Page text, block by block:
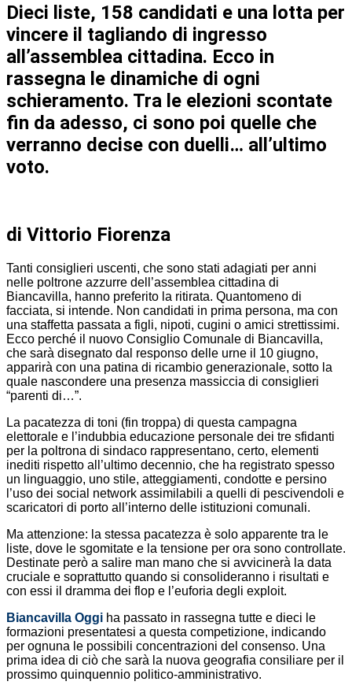
Dieci liste, 158 candidati e una lotta per
vincere il tagliando di ingresso
all’assemblea cittadina. Ecco in
rassegna le dinamiche di ogni
schieramento. Tra le elezioni scontate
fin da adesso, ci sono poi quelle che
verranno decise con duelli… all’ultimo
voto.
di Vittorio Fiorenza
Tanti consiglieri uscenti, che sono stati adagiati per anni
nelle poltrone azzurre dell’assemblea cittadina di
Biancavilla, hanno preferito la ritirata. Quantomeno di
facciata, si intende. Non candidati in prima persona, ma con
una staffetta passata a figli, nipoti, cugini o amici strettissimi.
Ecco perché il nuovo Consiglio Comunale di Biancavilla,
che sarà disegnato dal responso delle urne il 10 giugno,
apparirà con una patina di ricambio generazionale, sotto la
quale nascondere una presenza massiccia di consiglieri
“parenti di…”.
La pacatezza di toni (fin troppa) di questa campagna
elettorale e l’indubbia educazione personale dei tre sfidanti
per la poltrona di sindaco rappresentano, certo, elementi
inediti rispetto all’ultimo decennio, che ha registrato spesso
un linguaggio, uno stile, atteggiamenti, condotte e persino
l’uso dei social network assimilabili a quelli di pescivendoli e
scaricatori di porto all’interno delle istituzioni comunali.
Ma attenzione: la stessa pacatezza è solo apparente tra le
liste, dove le sgomitate e la tensione per ora sono controllate.
Destinate però a salire man mano che si avvicinerà la data
cruciale e soprattutto quando si consolideranno i risultati e
con essi il dramma dei flop e l’euforia degli exploit.
Biancavilla Oggi ha passato in rassegna tutte e dieci le
formazioni presentatesi a questa competizione, indicando
per ognuna le possibili concentrazioni del consenso. Una
prima idea di ciò che sarà la nuova geografia consiliare per il
prossimo quinquennio politico-amministrativo.